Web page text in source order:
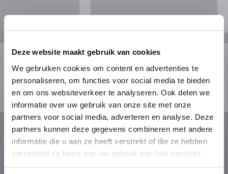
Deze website maakt gebruik van cookies
We gebruiken cookies om content en advertenties te
personaliseren, om functies voor social media te bieden
en om ons websiteverkeer te analyseren. Ook delen we
informatie over uw gebruik van onze site met onze
partners voor social media, adverteren en analyse. Deze
partners kunnen deze gegevens combineren met andere
informatie die u aan ze heeft verstrekt of die ze hebben
verzameld op basis van uw gebruik van hun services.